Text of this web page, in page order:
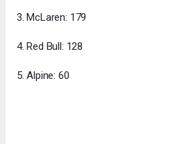
3. McLaren: 179
4. Red Bull: 128
5. Alpine: 60